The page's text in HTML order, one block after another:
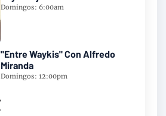
Domingos: 6:00am
"Entre Waykis" Con Alfredo
Miranda
Domingos: 12:00pm